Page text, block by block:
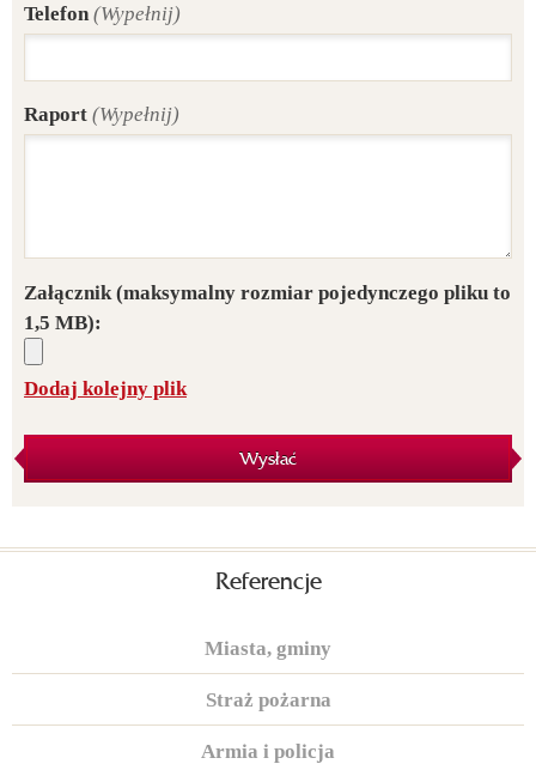
Telefon (Wypełnij)
Raport (Wypełnij)
Załącznik(maksymalny rozmiar pojedynczego pliku to
1,5 MB):
Dodaj kolejny plik
Wysłać
Referencje
Miasta, gminy
Straż pożarna
Armia i policja